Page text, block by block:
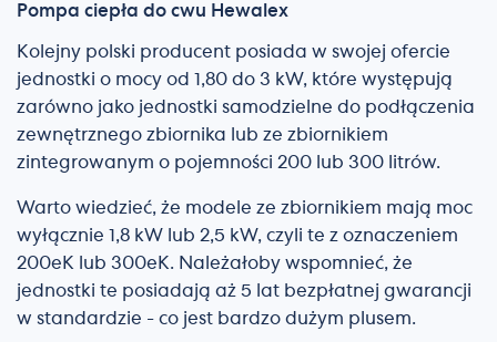
Pompa ciepła do cwu Hewalex
Kolejny polski producent posiada w swojej ofercie
jednostki o mocy od 1,80 do 3 kW, które występują
zarówno jako jednostki samodzielne do podłączenia
zewnętrznego zbiornika lub ze zbiornikiem
zintegrowanym o pojemności 200 lub 300 litrów.
Warto wiedzieć, że modele ze zbiornikiem mają moc
wyłącznie 1,8 kW lub 2,5 kW, czyli te z oznaczeniem
200eK lub 300eK. Należałoby wspomnieć, że
jednostki te posiadają aż 5 lat bezpłatnej gwarancji
w standardzie - co jest bardzo dużym plusem.